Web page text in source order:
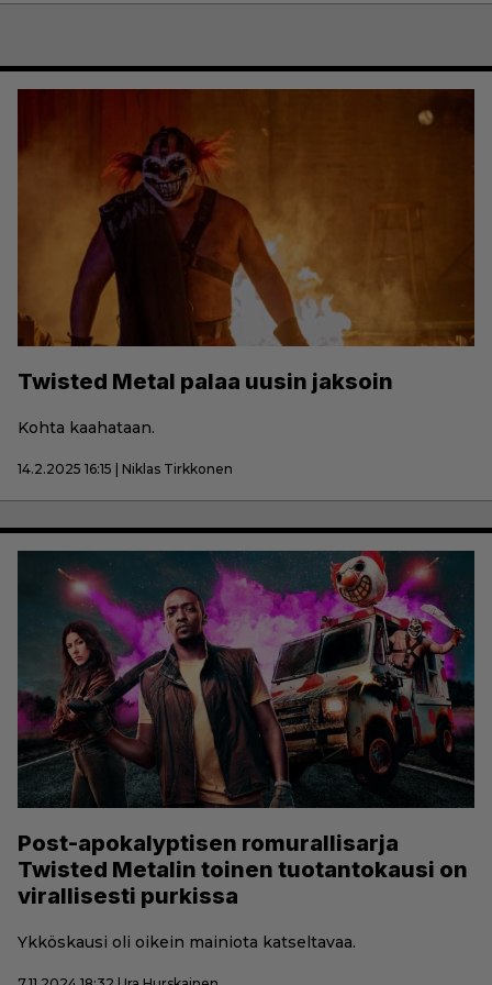
Twisted Metal palaa uusin jaksoin
Kohta kaahataan.
14.2.2025 16:15 | Niklas Tirkkonen
Post-apokalyptisen romurallisarja
Twisted Metalin toinen tuotantokausi on
virallisesti purkissa
Ykköskausi oli oikein mainiota katseltavaa.